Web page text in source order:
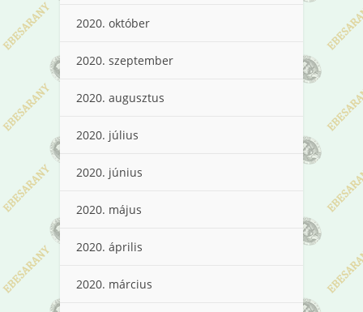
2020. október
2020. szeptember
2020. augusztus
2020. július
2020. június
2020. május
2020. április
2020. március